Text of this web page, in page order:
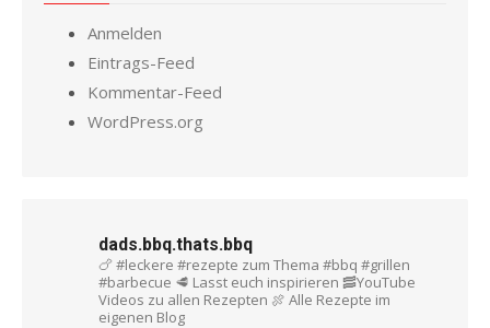
Anmelden
Eintrags-Feed
Kommentar-Feed
WordPress.org
dads.bbq.thats.bbq
🍗 #leckere #rezepte zum Thema #bbq #grillen
#barbecue 🥩 Lasst euch inspirieren 🥓YouTube
Videos zu allen Rezepten 🍖 Alle Rezepte im
eigenen Blog